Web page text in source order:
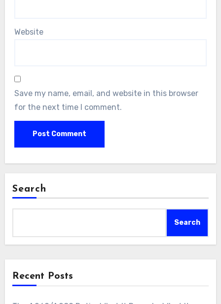
Website
Save my name, email, and website in this browser
for the next time I comment.
Search
Search
Recent Posts